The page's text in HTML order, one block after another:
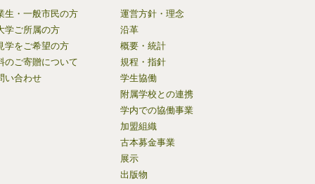
生・一般市民の方
学ご所属の方
学をご希望の方
のご寄贈について
い合わせ
運営方針・理念
沿革
概要・統計
規程・指針
学生協働
附属学校との連携
学内での協働事業
加盟組織
古本募金事業
展示
出版物